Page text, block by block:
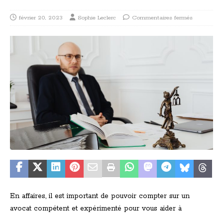
février 20, 2023 Sophie Leclerc Commentaires fermés
En affaires, il est important de pouvoir compter sur un
avocat compétent et expérimenté pour vous aider à